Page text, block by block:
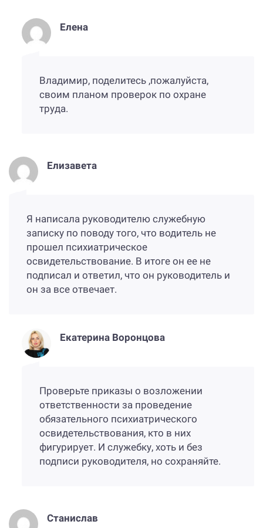
Елена
Владимир, поделитесь ,пожалуйста,
своим планом проверок по охране
труда.
Елизавета
Я написала руководителю служебную
записку по поводу того, что водитель не
прошел психиатрическое
освидетельствование. В итоге он ее не
подписал и ответил, что он руководитель и
он за все отвечает.
Екатерина Воронцова
Проверьте приказы о возложении
ответственности за проведение
обязательного психиатрического
освидетельствования, кто в них
фигурирует. И служебку, хоть и без
подписи руководителя, но сохраняйте.
Станислав